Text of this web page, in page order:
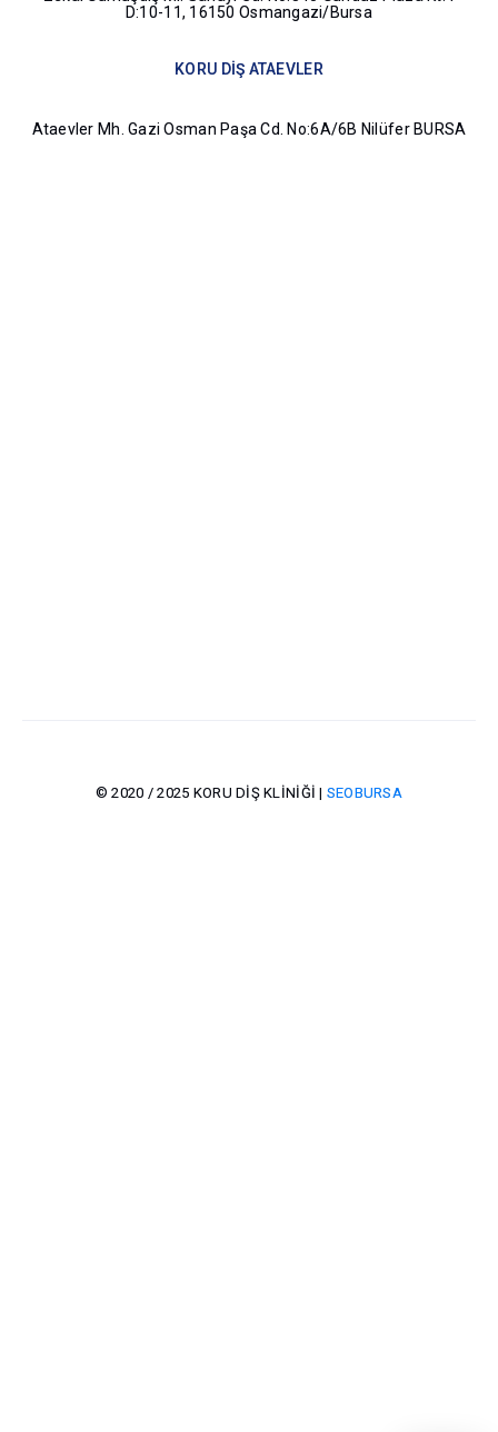
D:10-11, 16150 Osmangazi/Bursa
KORU DİŞ ATAEVLER
Ataevler Mh. Gazi Osman Paşa Cd. No:6A/6B Nilüfer BURSA
© 2020 / 2025 KORU DİŞ KLİNİĞİ | SEOBURSA